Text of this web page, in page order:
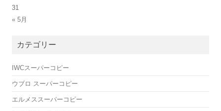
« 5月
31
カテゴリー
IWCスーパーコピー
ウブロ スーパーコピー
エルメススーパーコピー